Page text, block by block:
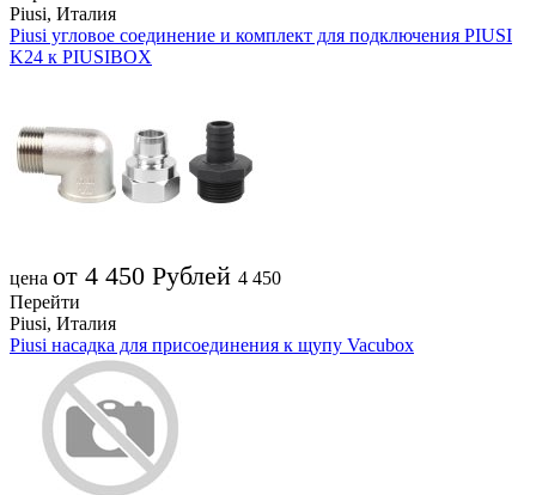
Piusi, Италия
Piusi угловое соединение и комплект для подключения PIUSI
K24 к PIUSIBOX
цена от 4 450 Рублей 4 450
Перейти
Piusi, Италия
Piusi насадка для присоединения к щупу Vacubox